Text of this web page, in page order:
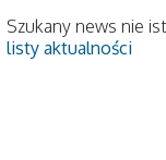
Szukany news nie
listy aktualności